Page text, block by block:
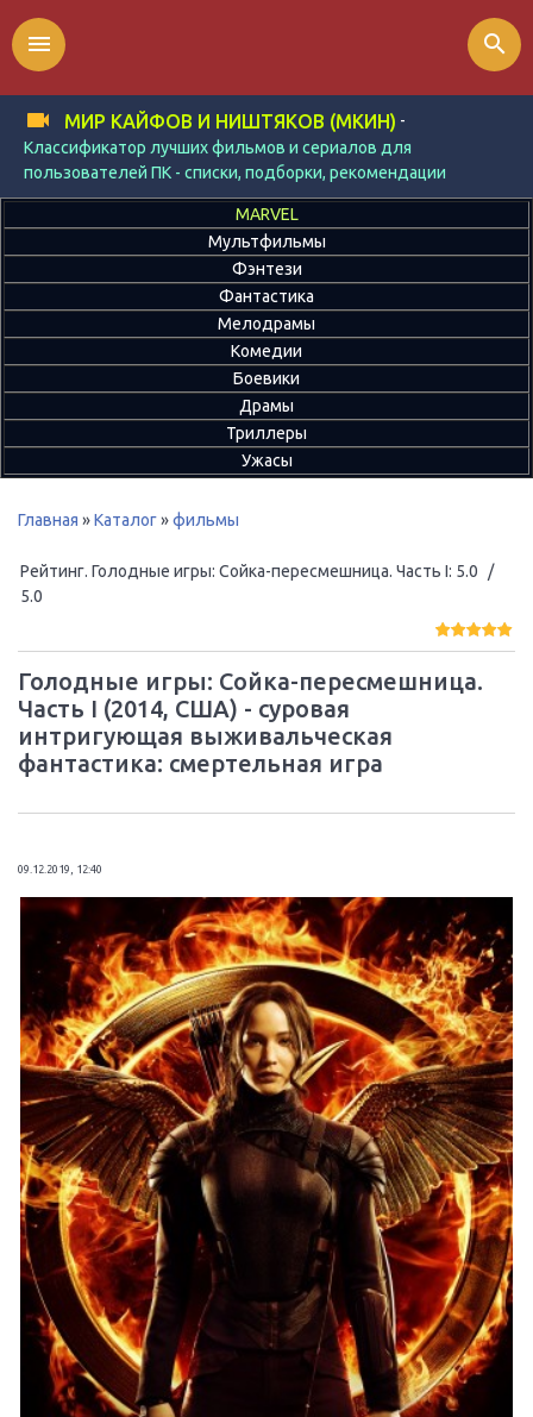
МИР КАЙФОВ И НИШТЯКОВ (МКИН) -
Классификатор лучших фильмов и сериалов для
пользователей ПК - списки, подборки, рекомендации
menu search
MARVEL
Мультфильмы
Фэнтези
Фантастика
Мелодрамы
Комедии
Боевики
Драмы
Триллеры
Ужасы
Главная »Каталог»фильмы
Рейтинг. Голодные игры: Сойка-пересмешница. Часть I: 5.0
/
5.0
Голодные игры: Сойка-пересмешница.
Часть I (2014, США) - суровая
интригующая выживальческая
фантастика: смертельная игра
09.12.2019, 12:40